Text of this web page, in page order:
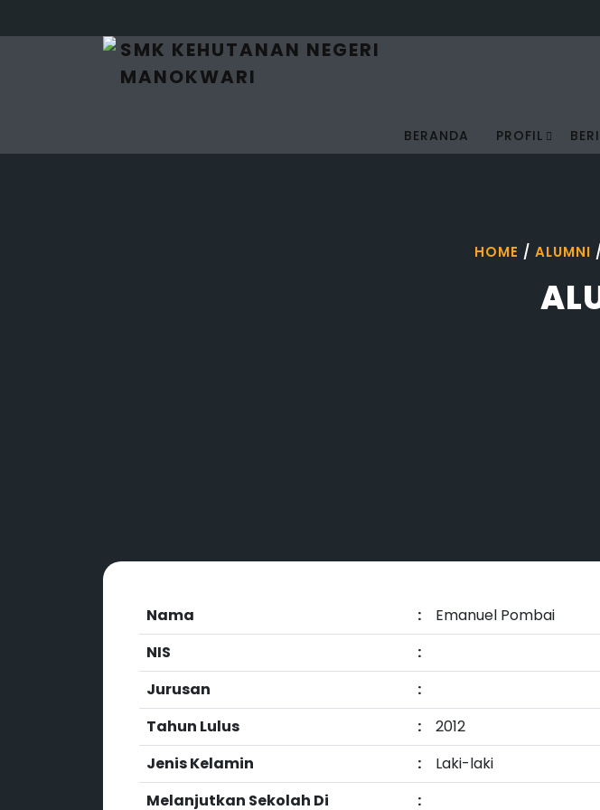
SMK KEHUTANAN NEGERI
MANOKWARI
BERANDA PROFIL
HOME / ALUMNI /
Nama :
Emanuel Pombai
NIS
:
Jurusan
:
Tahun Lulus
:
2012
Jenis Kelamin
:
Laki-laki
Melanjutkan Sekolah Di
: